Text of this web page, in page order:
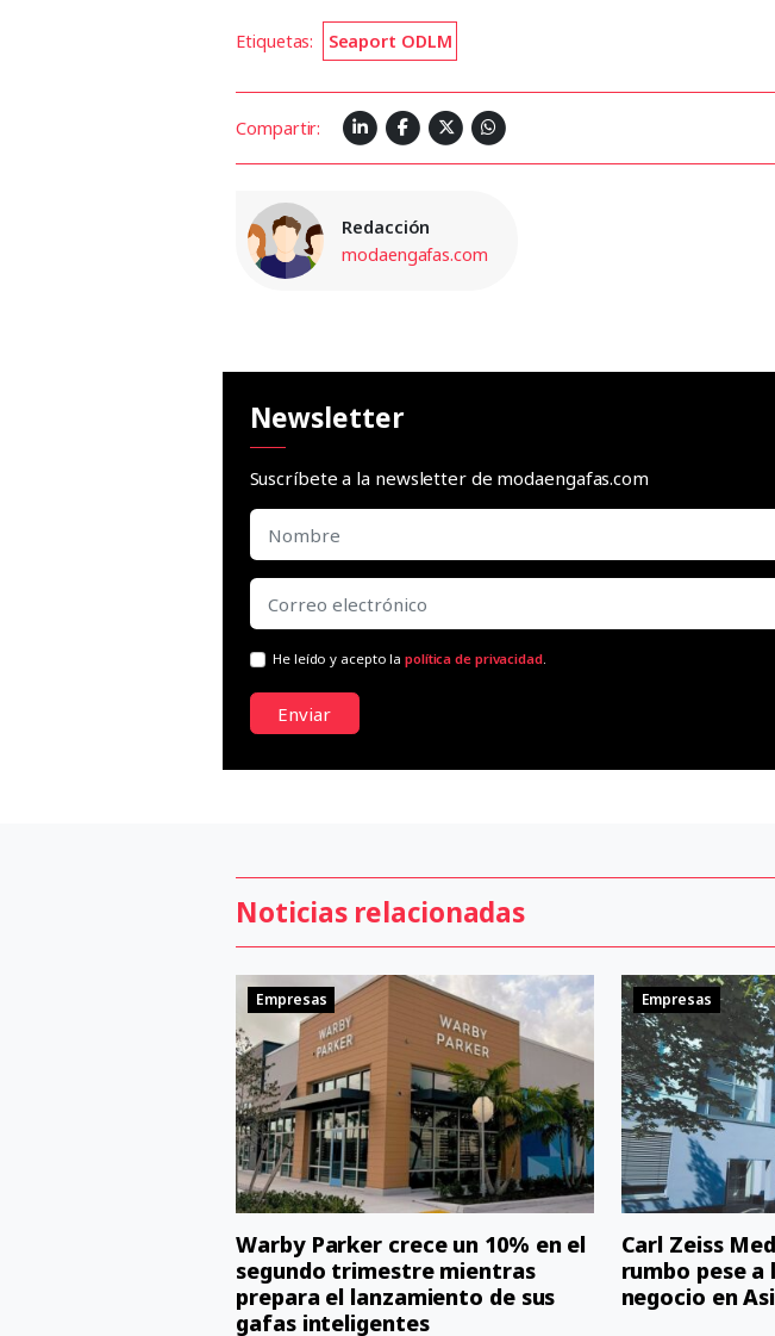
Etiquetas: Seaport ODLM
Compartir:
Redacción
modaengafas.com
Newsletter
Suscríbete a la newsletter de modaengafas.com
He leído y acepto lapolítica de privacidad.
Enviar
Noticias relacionadas
Empresas
Warby Parker crece un 10% en el
segundo trimestre mientras
prepara el lanzamiento de sus
gafas inteligentes
Empresas
Carl Zeiss
rumbo pese a
negocio en